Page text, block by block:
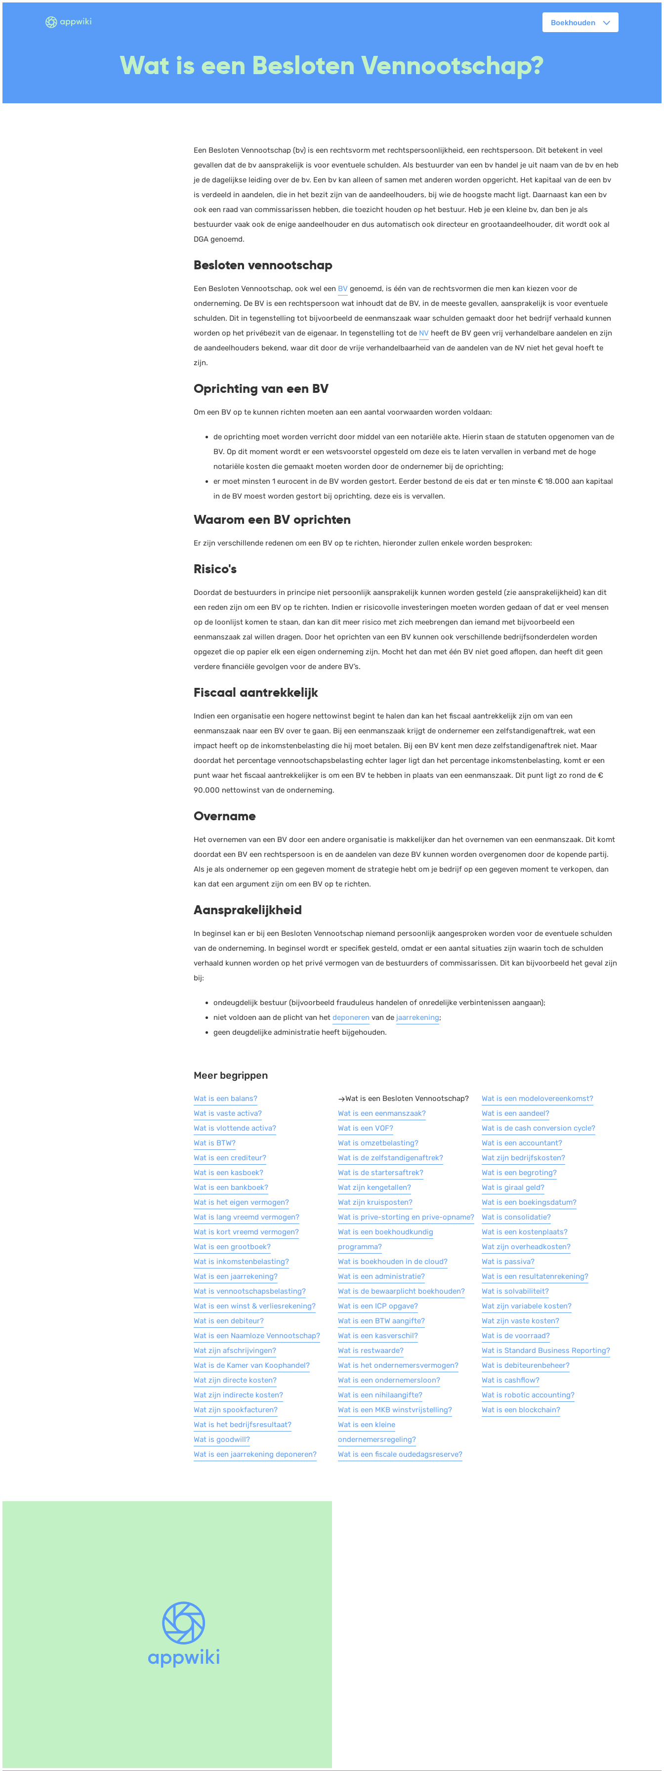
Facturatie
CRM
Planning
ERP
Rapportage
PSP
Verlof en verzuim
HRM
Website
Marketing automation
Support
VoIP
Chat
Boekhouden
Wat is een Besloten Vennootschap?
Een Besloten Vennootschap (bv) is een rechtsvorm met rechtspersoonlijkheid, een rechtspersoon. Dit betekent in veel
gevallen dat de bv aansprakelijk is voor eventuele schulden. Als bestuurder van een bv handel je uit naam van de bv en heb
je de dagelijkse leiding over de bv. Een bv kan alleen of samen met anderen worden opgericht. Het kapitaal van de een bv
is verdeeld in aandelen, die in het bezit zijn van de aandeelhouders, bij wie de hoogste macht ligt. Daarnaast kan een bv
ook een raad van commissarissen hebben, die toezicht houden op het bestuur. Heb je een kleine bv, dan ben je als
bestuurder vaak ook de enige aandeelhouder en dus automatisch ook directeur en grootaandeelhouder, dit wordt ook al
DGA genoemd.
Besloten vennootschap
Een Besloten Vennootschap, ook wel een BV genoemd, is één van de rechtsvormen die men kan kiezen voor de
onderneming. De BV is een rechtspersoon wat inhoudt dat de BV, in de meeste gevallen, aansprakelijk is voor eventuele
schulden. Dit in tegenstelling tot bijvoorbeeld de eenmanszaak waar schulden gemaakt door het bedrijf verhaald kunnen
worden op het privébezit van de eigenaar. In tegenstelling tot de NV heeft de BV geen vrij verhandelbare aandelen en zijn
de aandeelhouders bekend, waar dit door de vrije verhandelbaarheid van de aandelen van de NV niet het geval hoeft te
zijn.
Oprichting van een BV
Om een BV op te kunnen richten moeten aan een aantal voorwaarden worden voldaan:
de oprichting moet worden verricht door middel van een notariële akte. Hierin staan de statuten opgenomen van de
BV. Op dit moment wordt er een wetsvoorstel opgesteld om deze eis te laten vervallen in verband met de hoge
notariële kosten die gemaakt moeten worden door de ondernemer bij de oprichting;
er moet minsten 1 eurocent in de BV worden gestort. Eerder bestond de eis dat er ten minste € 18.000 aan kapitaal
in de BV moest worden gestort bij oprichting, deze eis is vervallen.
Waarom een BV oprichten
Er zijn verschillende redenen om een BV op te richten, hieronder zullen enkele worden besproken:
Risico's
Doordat de bestuurders in principe niet persoonlijk aansprakelijk kunnen worden gesteld (zie aansprakelijkheid) kan dit
een reden zijn om een BV op te richten. Indien er risicovolle investeringen moeten worden gedaan of dat er veel mensen
op de loonlijst komen te staan, dan kan dit meer risico met zich meebrengen dan iemand met bijvoorbeeld een
eenmanszaak zal willen dragen. Door het oprichten van een BV kunnen ook verschillende bedrijfsonderdelen worden
opgezet die op papier elk een eigen onderneming zijn. Mocht het dan met één BV niet goed aflopen, dan heeft dit geen
verdere financiële gevolgen voor de andere BV’s.
Fiscaal aantrekkelijk
Indien een organisatie een hogere nettowinst begint te halen dan kan het fiscaal aantrekkelijk zijn om van een
eenmanszaak naar een BV over te gaan. Bij een eenmanszaak krijgt de ondernemer een zelfstandigenaftrek, wat een
impact heeft op de inkomstenbelasting die hij moet betalen. Bij een BV kent men deze zelfstandigenaftrek niet. Maar
doordat het percentage vennootschapsbelasting echter lager ligt dan het percentage inkomstenbelasting, komt er een
punt waar het fiscaal aantrekkelijker is om een BV te hebben in plaats van een eenmanszaak. Dit punt ligt zo rond de €
90.000 nettowinst van de onderneming.
Overname
Het overnemen van een BV door een andere organisatie is makkelijker dan het overnemen van een eenmanszaak. Dit komt
doordat een BV een rechtspersoon is en de aandelen van deze BV kunnen worden overgenomen door de kopende partij.
Als je als ondernemer op een gegeven moment de strategie hebt om je bedrijf op een gegeven moment te verkopen, dan
kan dat een argument zijn om een BV op te richten.
Aansprakelijkheid
In beginsel kan er bij een Besloten Vennootschap niemand persoonlijk aangesproken worden voor de eventuele schulden
van de onderneming. In beginsel wordt er specifiek gesteld, omdat er een aantal situaties zijn waarin toch de schulden
verhaald kunnen worden op het privé vermogen van de bestuurders of commissarissen. Dit kan bijvoorbeeld het geval zijn
bij:
ondeugdelijk bestuur (bijvoorbeeld frauduleus handelen of onredelijke verbintenissen aangaan);
niet voldoen aan de plicht van het deponeren van de jaarrekening;
geen deugdelijke administratie heeft bijgehouden.
Meer begrippen
Wat is een balans?
Wat is vaste activa?
Wat is vlottende activa?
Wat is BTW?
Wat is een crediteur?
Wat is een kasboek?
Wat is een bankboek?
Wat is het eigen vermogen?
Wat is lang vreemd vermogen?
Wat is kort vreemd vermogen?
Wat is een grootboek?
Wat is inkomstenbelasting?
Wat is een jaarrekening?
Wat is vennootschapsbelasting?
Wat is een winst & verliesrekening?
Wat is een debiteur?
Wat is een Naamloze Vennootschap?
Wat zijn afschrijvingen?
Wat is de Kamer van Koophandel?
Wat zijn directe kosten?
Wat zijn indirecte kosten?
Wat zijn spookfacturen?
Wat is het bedrijfsresultaat?
Wat is goodwill?
Wat is een jaarrekening deponeren?
Wat is een Besloten Vennootschap?
Wat is een eenmanszaak?
Wat is een VOF?
Wat is omzetbelasting?
Wat is de zelfstandigenaftrek?
Wat is de startersaftrek?
Wat zijn kengetallen?
Wat zijn kruisposten?
Wat is prive-storting en prive-opname?
Wat is een boekhoudkundig
programma?
Wat is boekhouden in de cloud?
Wat is een administratie?
Wat is de bewaarplicht boekhouden?
Wat is een ICP opgave?
Wat is een BTW aangifte?
Wat is een kasverschil?
Wat is restwaarde?
Wat is het ondernemersvermogen?
Wat is een ondernemersloon?
Wat is een nihilaangifte?
Wat is een MKB winstvrijstelling?
Wat is een kleine
ondernemersregeling?
Wat is een fiscale oudedagsreserve?
Wat is een modelovereenkomst?
Wat is een aandeel?
Wat is de cash conversion cycle?
Wat is een accountant?
Wat zijn bedrijfskosten?
Wat is een begroting?
Wat is giraal geld?
Wat is een boekingsdatum?
Wat is consolidatie?
Wat is een kostenplaats?
Wat zijn overheadkosten?
Wat is passiva?
Wat is een resultatenrekening?
Wat is solvabiliteit?
Wat zijn variabele kosten?
Wat zijn vaste kosten?
Wat is de voorraad?
Wat is Standard Business Reporting?
Wat is debiteurenbeheer?
Wat is cashflow?
Wat is robotic accounting?
Wat is een blockchain?